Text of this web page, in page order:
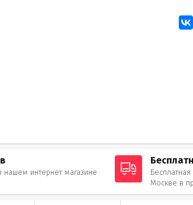
интернет магазине
Москве в